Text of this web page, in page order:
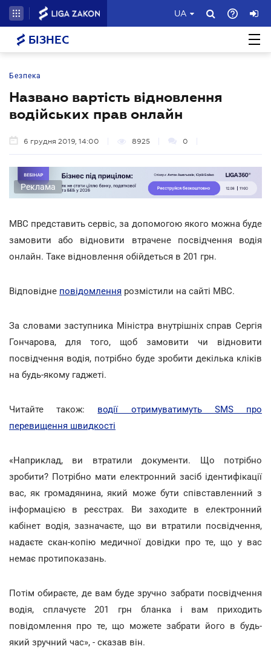
UA
БІЗНЕС
Безпека
Названо вартість відновлення
водійських прав онлайн
6 грудня 2019, 14:00 8925 0
Реклама
МВС представить сервіс, за допомогою якого можна буде
замовити або відновити втрачене посвідчення водія
онлайн. Таке відновлення обійдеться в 201 грн.
Відповідне повідомлення розмістили на сайті МВС.
За словами заступника Міністра внутрішніх справ Сергія
Гончарова,
для того, щоб замовити чи відновити
посвідчення водія, потрібно буде зробити декілька кліків
на будь-якому гаджеті.
Читайте також: водії отримуватимуть SMS про
перевищення швидкості
«Наприклад, ви втратили документи. Що потрібно
зробити? Потрібно мати електронний засіб ідентифікації
вас, як громадянина, який може бути співставленний з
інформацією в реєстрах. Ви заходите в електронний
кабінет водія, зазначаєте, що ви втратили посвідчення,
надаєте скан-копію медичної довідки про те, що у вас
немає протипоказань.
Потім обираєте, де вам буде зручно забрати посвідчення
водія, сплачуєте 201 грн бланка і вам приходить
повідомлення про те, що можете забрати його в будь-
який зручний час», - сказав він.